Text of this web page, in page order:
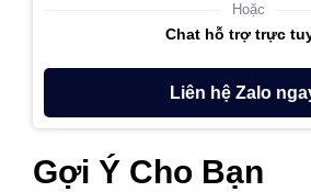
Hoặc
Chat hỗ trợ trực
Liên hệ Zalo
Gợi Ý Cho Bạn